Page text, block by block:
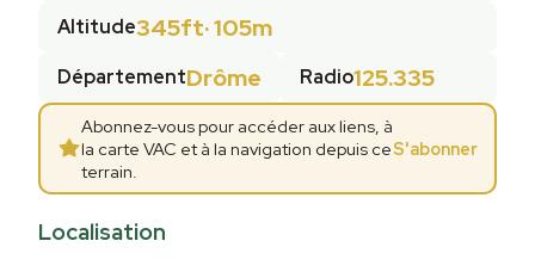
Altitude345ft·105m
DépartementDrôme Radio125.335
Abonnez-vous pour accéder aux liens, à
la carte VAC et à la navigation depuis ce
terrain.
S'abonner
Localisation